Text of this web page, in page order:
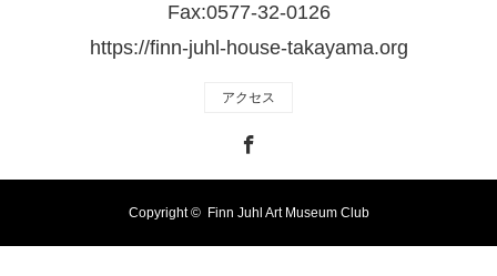
Fax:0577-32-0126
https://finn-juhl-house-takayama.org
アクセス
Copyright © Finn Juhl Art Museum Club